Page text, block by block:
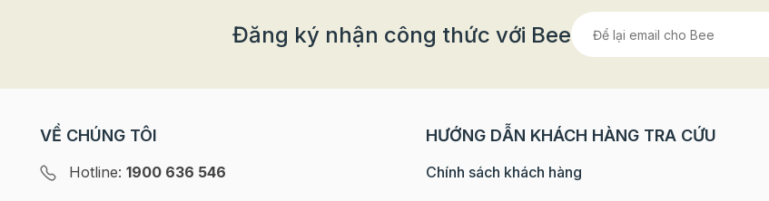
Đăng ký nhận công thức với Bee
VỀ CHÚNG TÔI
Hotline: 1900 636 546
HƯỚNG DẪN KHÁCH HÀNG TRA CỨU
Chính sách khách hàng